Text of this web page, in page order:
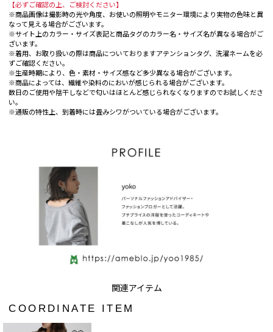
【必ずご確認の上、ご検討ください】
※商品画像は撮影時の光や角度、お使いの照明やモニター環境により実物の色味と異
なって見える場合がございます。
※サイト上のカラー・サイズ表記と商品タグのカラー名・サイズ名が異なる場合がご
ざいます。
※着用、お取り扱いの際は商品についておりますアテンションタグ、洗濯ネームを必
ずご確認ください。
※生産時期により、色・素材・サイズ感など多少異なる場合がございます。
※商品によっては、繊維や染料のにおいが感じられる場合がございます。
数日のご使用や陰干しなどで匂いはほとんど感じられなくなりますのでお試しくださ
い。
※通販の特性上、到着時には畳みシワがついている場合がございます。
COORDINATE ITEM